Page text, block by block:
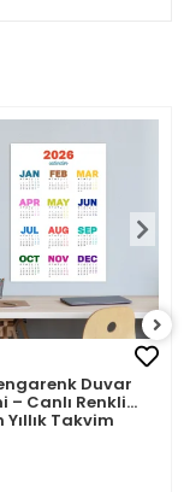
Duvar
– Canlı Renkli
Takvim